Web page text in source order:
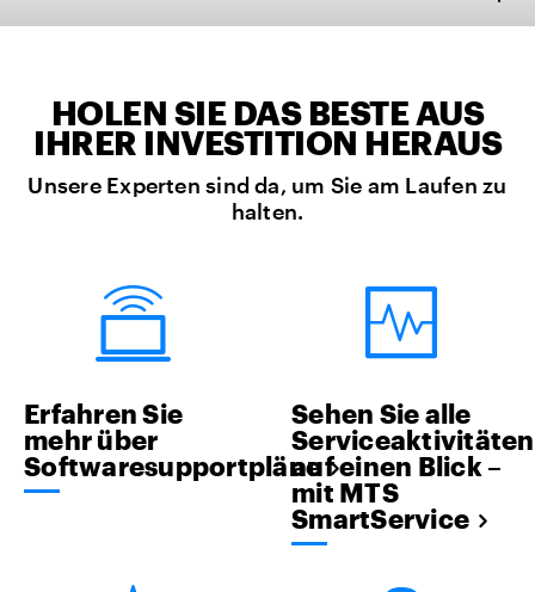
HOLEN SIE DAS BESTE AUS
IHRER INVESTITION HERAUS
Unsere Experten sind da, um Sie am Laufen zu
halten.
Erfahren Sie
mehr über
Softwaresupportpläne
Sehen Sie alle
Serviceaktivitäten
auf einen Blick –
mit MTS
SmartService